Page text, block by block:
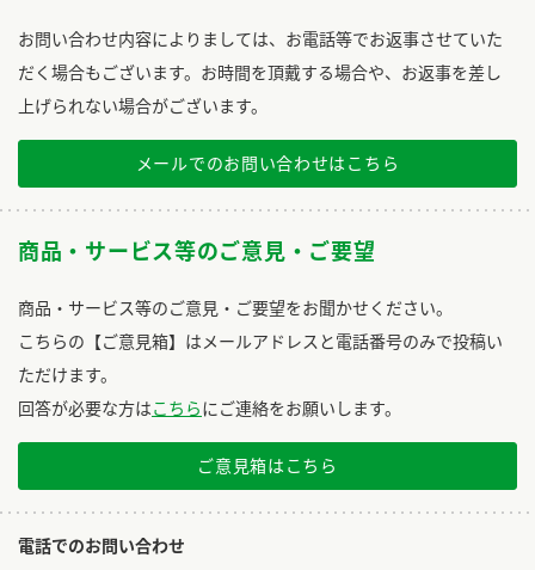
お問い合わせ内容によりましては、お電話等でお返事させていた
だく場合もございます。お時間を頂戴する場合や、お返事を差し
上げられない場合がございます。
メールでのお問い合わせはこちら
商品・サービス等のご意見・ご要望
商品・サービス等のご意見・ご要望をお聞かせください。
こちらの【ご意見箱】はメールアドレスと電話番号のみで投稿い
ただけます。
回答が必要な方はこちらにご連絡をお願いします。
ご意見箱はこちら
電話でのお問い合わせ